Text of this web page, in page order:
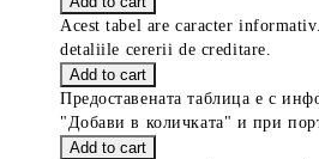
Acest tabel are caracter
detaliile cererii de creditare.
Предоставената таблица е с
"Добави в количката" и при